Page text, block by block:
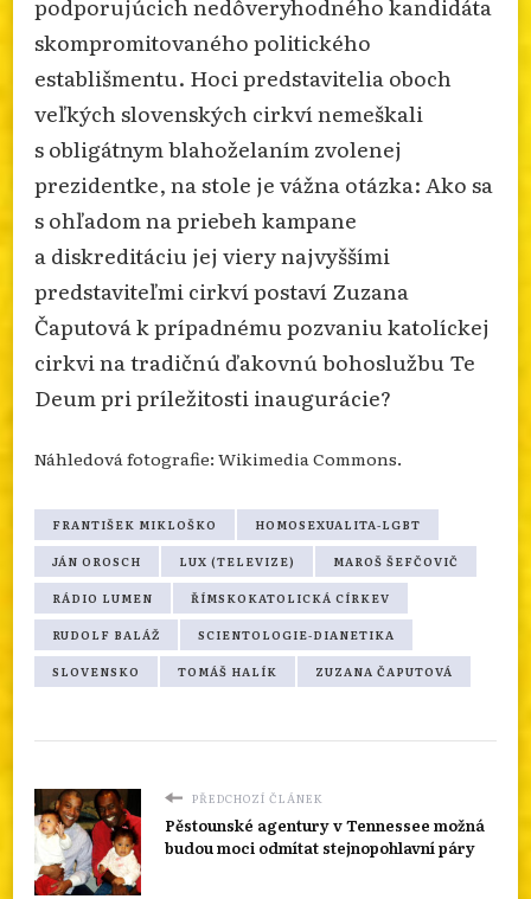
skompromitovaného politického
establišmentu. Hoci predstavitelia oboch
veľkých slovenských cirkví nemeškali
s obligátnym blahoželaním zvolenej
prezidentke, na stole je vážna otázka: Ako sa
s ohľadom na priebeh kampane
a diskreditáciu jej viery najvyššími
predstaviteľmi cirkví postaví Zuzana
Čaputová k prípadnému pozvaniu katolíckej
cirkvi na tradičnú ďakovnú bohoslužbu Te
Deum pri príležitosti inaugurácie?
Náhledová fotografie: Wikimedia Commons.
FRANTIŠEK MIKLOŠKO HOMOSEXUALITA-LGBT
JÁN OROSCH LUX (TELEVIZE) MAROŠ ŠEFČOVIČ
RÁDIO LUMEN ŘÍMSKOKATOLICKÁ CÍRKEV
RUDOLF BALÁŽ SCIENTOLOGIE-DIANETIKA
SLOVENSKO TOMÁŠ HALÍK ZUZANA ČAPUTOVÁ
PŘEDCHOZÍ ČLÁNEK
Pěstounské agentury v Tennessee možná
budou moci odmítat stejnopohlavní páry